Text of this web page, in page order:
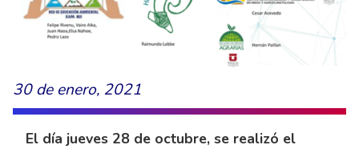
30 de enero, 2021
El día jueves 28 de octubre, se realizó el